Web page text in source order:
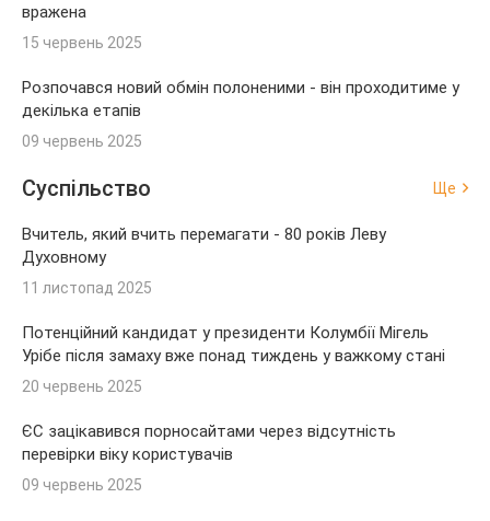
вражена
15 червень 2025
Розпочався новий обмін полоненими - він проходитиме у
декілька етапів
09 червень 2025
Суспільство Ще
Вчитель, який вчить перемагати - 80 років Леву
Духовному
11 листопад 2025
Потенційний кандидат у президенти Колумбії Мігель
Урібе після замаху вже понад тиждень у важкому стані
20 червень 2025
ЄС зацікавився порносайтами через відсутність
перевірки віку користувачів
09 червень 2025